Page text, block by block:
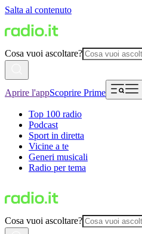
Salta al contenuto
Cosa vuoi ascoltare?
Aprire l'appScoprire Prime
Top 100 radio
Podcast
Sport in diretta
Vicine a te
Generi musicali
Radio per tema
Cosa vuoi ascoltare?